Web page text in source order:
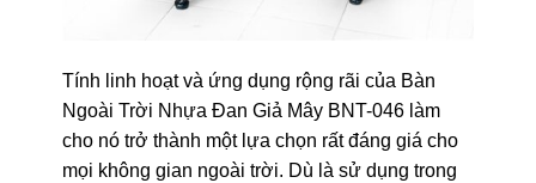
Tính linh hoạt và ứng dụng rộng rãi của Bàn
Ngoài Trời Nhựa Đan Giả Mây BNT-046 làm
cho nó trở thành một lựa chọn rất đáng giá cho
mọi không gian ngoài trời. Dù là sử dụng trong